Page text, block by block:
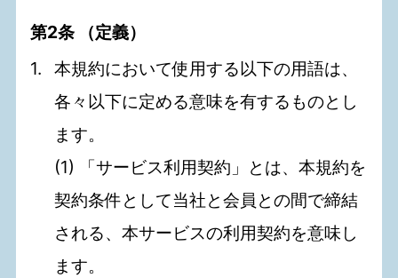
第2条 （定義）
本規約において使用する以下の用語は、
各々以下に定める意味を有するものとし
ます。
(1) 「サービス利用契約」とは、本規約を
契約条件として当社と会員との間で締結
される、本サービスの利用契約を意味し
ます。